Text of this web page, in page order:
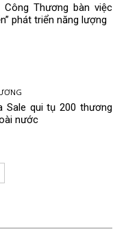
Thương bàn việc
phát triển năng lượng
Sale qui tụ 200 thương
nước